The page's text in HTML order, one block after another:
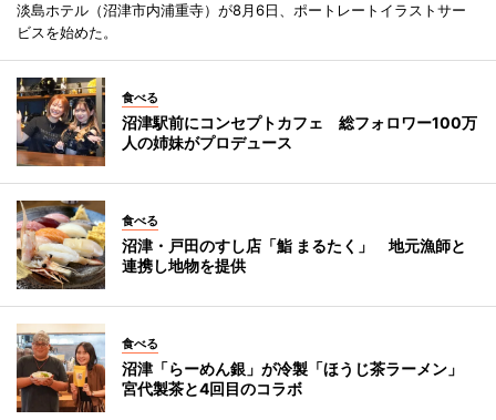
淡島ホテル（沼津市内浦重寺）が8月6日、ポートレートイラストサー
ビスを始めた。
食べる
沼津駅前にコンセプトカフェ 総フォロワー100万
人の姉妹がプロデュース
食べる
沼津・戸田のすし店「鮨 まるたく」 地元漁師と
連携し地物を提供
食べる
沼津「らーめん銀」が冷製「ほうじ茶ラーメン」
宮代製茶と4回目のコラボ